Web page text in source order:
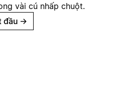
vài cú nhấp chuột.
đầu →